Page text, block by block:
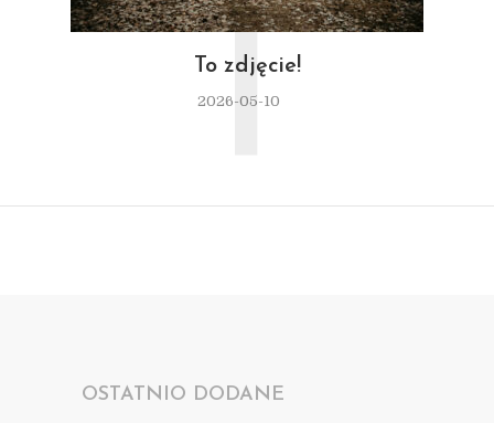
To zdjęcie!
2026-05-10
T
OSTATNIO DODANE